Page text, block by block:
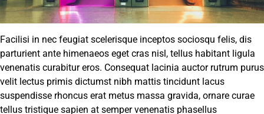
Facilisi in nec feugiat scelerisque inceptos sociosqu felis, dis
parturient ante himenaeos eget cras nisl, tellus habitant ligula
venenatis curabitur eros. Consequat lacinia auctor rutrum purus
velit lectus primis dictumst nibh mattis tincidunt lacus
suspendisse rhoncus erat metus massa gravida, ornare curae
tellus tristique sapien at semper venenatis phasellus